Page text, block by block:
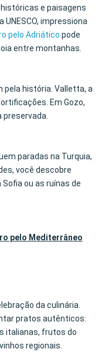
e paisagens
UNESCO, impressiona
pelo Adriático pode
entre montanhas.
pela história. Valletta, a
Em Gozo,
preservada.
paradas na Turquia,
você descobre
ou as ruínas de
pelo Mediterrâneo
da culinária.
pratos autênticos:
italianas, frutos do
regionais.